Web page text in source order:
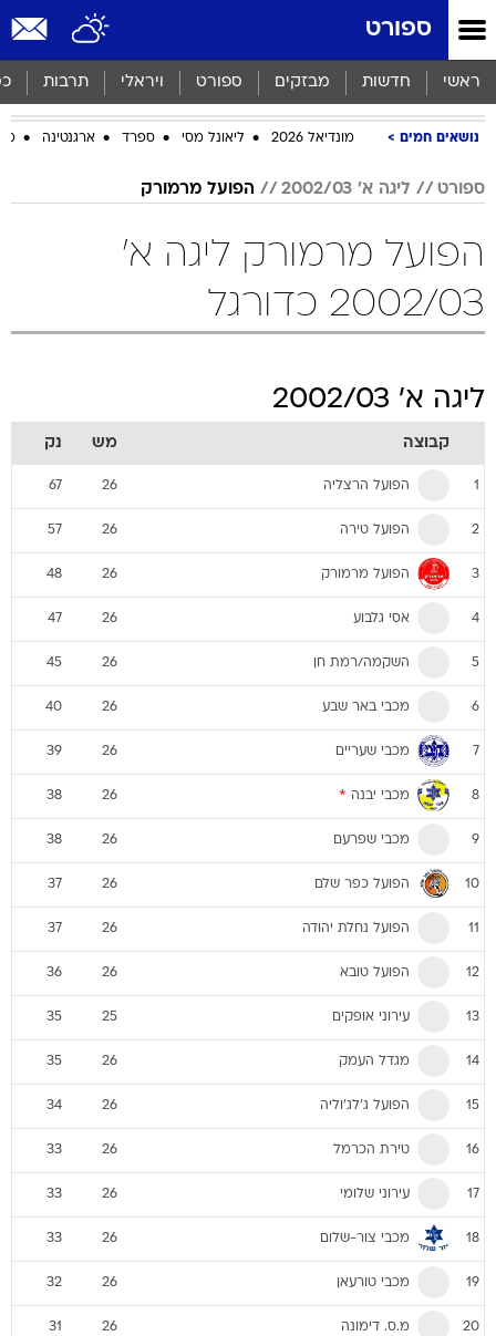
ספורט
ראשי חדשות מבזקים ספורט ויראלי תרבות
נושאים חמים מונדיאל 2026 ליאונל מסי ספרד ארגנטינה
ספורט ליגה א' 2002/03 הפועל מרמורק
הפועל מרמורק ליגה א'
2002/03 כדורגל
ליגה א' 2002/03
קבוצה מש נק
1 הפועל הרצליה 26
67
2 הפועל טירה 26
57
3 הפועל מרמורק 26
48
4 אסי גלבוע 26
47
5 השקמה/רמת חן 26
45
6 מכבי באר שבע 26
40
7 מכבי שעריים 26
39
8 מכבי יבנה *
26
38
9 מכבי שפרעם 26
38
10 הפועל כפר שלם 26
37
11 הפועל נחלת יהודה 26
37
12 הפועל טובא 26
36
13 עירוני אופקים 25
35
14 מגדל העמק 26
35
15 הפועל ג'לג'וליה 26
34
16 טירת הכרמל 26
33
17 עירוני שלומי 26
33
18 מכבי צור-שלום 26
33
19 מכבי טורעאן 26
32
20 מ.ס. דימונה 26
31